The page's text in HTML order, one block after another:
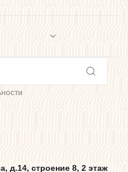
д.14, строение 8, 2 этаж